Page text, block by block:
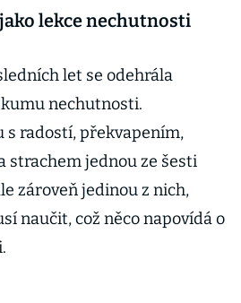
lekce nechutnosti
let se odehrála
nechutnosti.
s radostí, překvapením,
strachem jednou ze šesti
zároveň jedinou z nich,
naučit, což něco napovídá o